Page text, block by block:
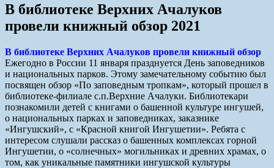
В библиотеке Верхних Ачалуков
провели книжный обзор 2021
В библиотеке Верхних Ачалуков провели книжный обзор
Ежегодно в России 11 января празднуется День заповедников
и национальных парков. Этому замечательному событию был
посвящен обзор «По заповедным тропкам», который прошел в
библиотеке-филиале с.п.Верхние Ачалуки. Библиотекари
познакомили детей с книгами о башенной культуре ингушей,
о национальных парках и заповедниках, заказнике
«Ингушский», с «Красной книгой Ингушетии». Ребята с
интересом слушали рассказ о башенных комплексах горной
Ингушетии, о «солнечных» могильниках и древних храмах, о
том, как уникальные памятники ингушской культуры